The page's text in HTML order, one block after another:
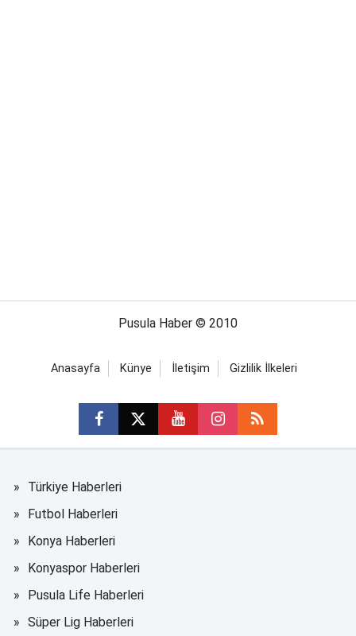
Pusula Haber © 2010
Anasayfa Künye İletişim Gizlilik İlkeleri
Türkiye Haberleri
Futbol Haberleri
Konya Haberleri
Konyaspor Haberleri
Pusula Life Haberleri
Süper Lig Haberleri